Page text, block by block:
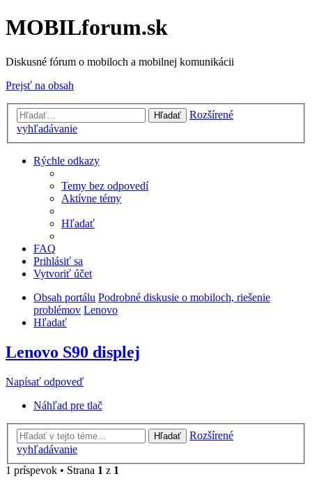
MOBILforum.sk
Diskusné fórum o mobiloch a mobilnej komunikácii
Prejsť na obsah
Hľadať
Rozšírené
vyhľadávanie
Rýchle odkazy
Temy bez odpovedí
Aktívne témy
Hľadať
FAQ
Prihlásiť sa
Vytvoriť účet
Obsah portálu Podrobné diskusie o mobiloch, riešenie
problémov Lenovo
Hľadať
Lenovo S90 displej
Napísať odpoveď
Náhľad pre tlač
Hľadať
Rozšírené
vyhľadávanie
1 príspevok • Strana 1 z 1